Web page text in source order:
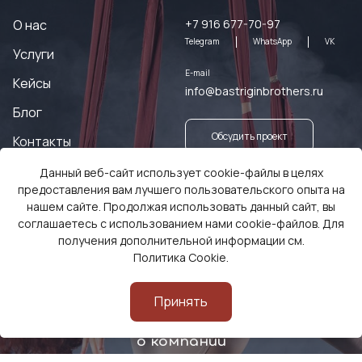
О нас
Услуги
Кейсы
Блог
Контакты
+7 916 677-70-97
Telegram WhatsApp VK
E-mail
info@bastriginbrothers.ru
Обсудить проект
Заказать оборудование
Смотреть видео
о компании
Данный веб-сайт использует cookie-файлы в целях
предоставления вам лучшего пользовательского опыта на
нашем сайте. Продолжая использовать данный сайт, вы
соглашаетесь с использованием нами cookie-файлов. Для
получения дополнительной информации см.
Политика Cookie.
Принять